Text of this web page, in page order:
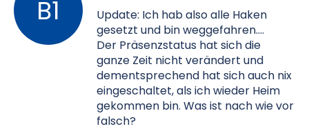
Update: Ich hab also alle Haken
gesetzt und bin weggefahren....
Der Präsenzstatus hat sich die
ganze Zeit nicht verändert und
dementsprechend hat sich auch nix
eingeschaltet, als ich wieder Heim
gekommen bin. Was ist nach wie vor
falsch?